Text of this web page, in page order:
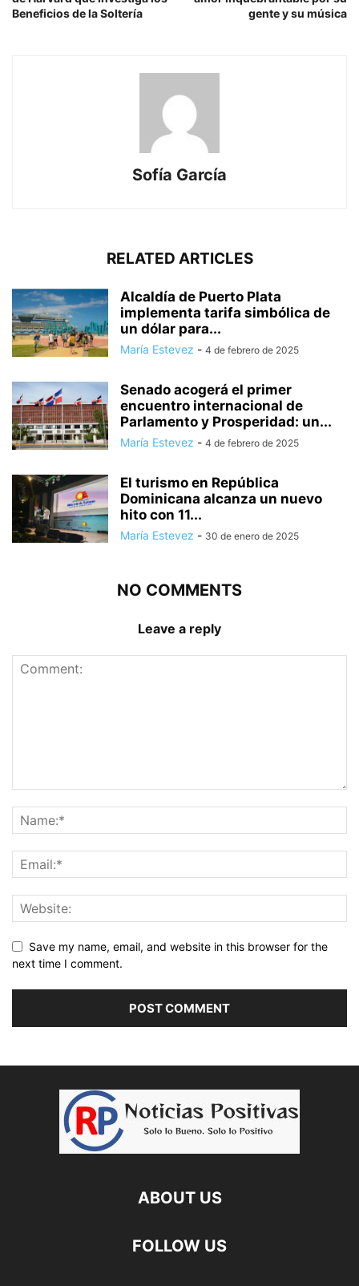
Beneficios de la Soltería
gente y su música
Sofía García
RELATED ARTICLES
Alcaldía de Puerto Plata
implementa tarifa simbólica de
un dólar para...
María Estevez - 4 de febrero de 2025
Senado acogerá el primer
encuentro internacional de
Parlamento y Prosperidad: un...
María Estevez - 4 de febrero de 2025
El turismo en República
Dominicana alcanza un nuevo
hito con 11...
María Estevez - 30 de enero de 2025
NO COMMENTS
Leave a reply
Save my name, email, and website in this browser for the
next time I comment.
ABOUT US
FOLLOW US